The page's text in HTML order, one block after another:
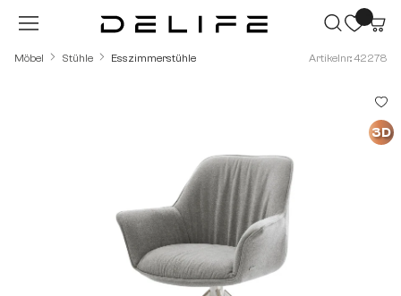
Zum Hauptinhalt springen
Möbel Stühle Esszimmerstühle Artikelnr.: 42278
3D